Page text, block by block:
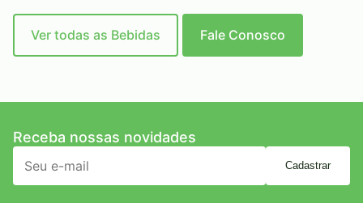
Ver todas as Bebidas Fale Conosco
Receba nossas novidades
Cadastrar